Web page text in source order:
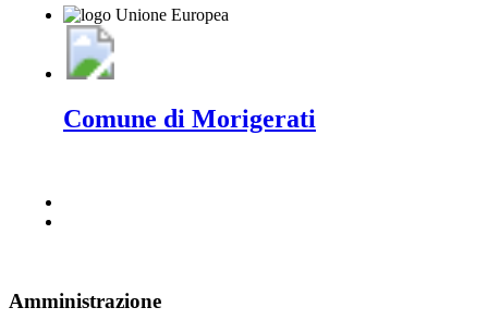
Comune di Morigerati
Amministrazione